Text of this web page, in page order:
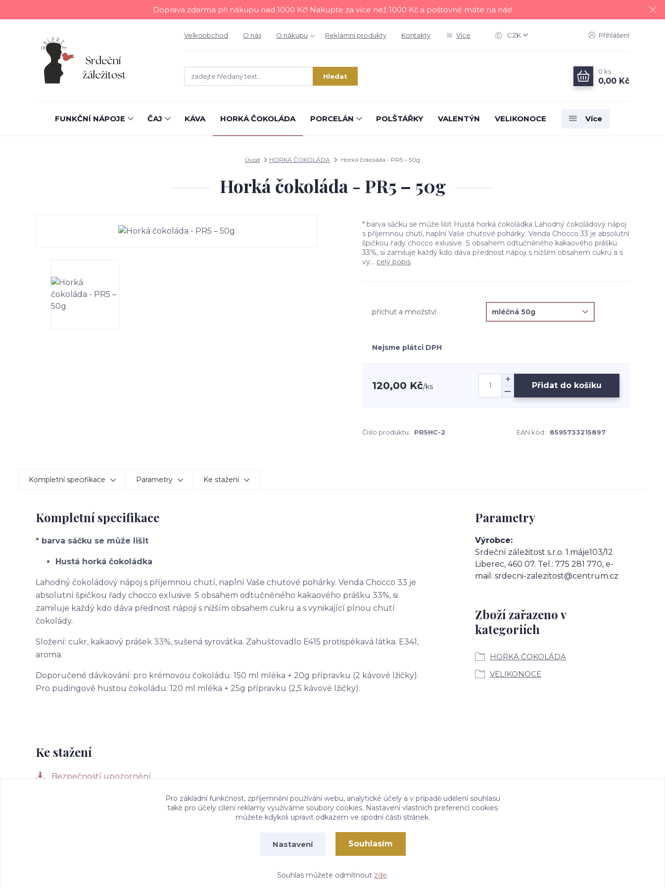
Doprava zdarma při nákupu nad 1000 Kč! Nakupte za více než 1000 Kč a poštovné máte na nás!
Velkoobchod O nás O nákupu Reklamní produkty Kontakty Více CZK Přihlášení
Hledat
0 ks
0,00 Kč
FUNKČNÍ NÁPOJE ČAJ KÁVA HORKÁ ČOKOLÁDA PORCELÁN POLŠTÁŘKY VALENTÝN VELIKONOCE Více
Úvod HORKÁ ČOKOLÁDA Horká čokoláda - PR5 – 50g
Horká čokoláda - PR5 – 50g
* barva sáčku se může lišit Hustá horká čokoládka Lahodný čokoládový nápoj
s příjemnou chutí, naplní Vaše chuťové pohárky. Venda Chocco 33 je absolutní
špičkou řady chocco exlusive. S obsahem odtučněného kakaového prášku
33%, si zamiluje každý kdo dáva přednost nápoji s nižším obsahem cukru a s
vy... celý popis
příchuť a množství
Nejsme plátci DPH
120,00 Kč/ks Přidat do košíku
Číslo produktu: PR5HC-2 EAN kód: 8595733215897
Kompletní specifikace Parametry Ke stažení
Kompletní specifikace
* barva sáčku se může lišit
Hustá horká čokoládka
Lahodný čokoládový nápoj s příjemnou chutí, naplní Vaše chuťové pohárky. Venda Chocco 33 je
absolutní špičkou řady chocco exlusive. S obsahem odtučněného kakaového prášku 33%, si
zamiluje každý kdo dáva přednost nápoji s nižším obsahem cukru a s vynikající plnou chutí
čokolády.
Složení: cukr, kakaový prášek 33%, sušená syrovátka. Zahušťovadlo E415 protispékavá látka: E341,
aroma.
Doporučené dávkování: pro krémovou čokoládu: 150 ml mléka + 20g přípravku (2 kávové lžičky).
Pro pudingově hustou čokoládu: 120 ml mléka + 25g přípravku (2,5 kávové lžičky).
Parametry
Výrobce
Srdeční záležitost s.r.o. 1.máje103/12
Liberec, 460 07. Tel.: 775 281 770, e-
mail: srdecni-zalezitost@centrum.cz
Zboží zařazeno v
kategoriích
HORKÁ ČOKOLÁDA
VELIKONOCE
Ke stažení
Bezpečností upozornění
Pro základní funkčnost, zpříjemnění používání webu, analytické účely a v případě udělení souhlasu
také pro účely cílení reklamy využíváme soubory cookies. Nastavení vlastních preferencí cookies
můžete kdykoli upravit odkazem ve spodní části stránek.
Nastavení Souhlasím
Souhlas můžete odmítnout zde.